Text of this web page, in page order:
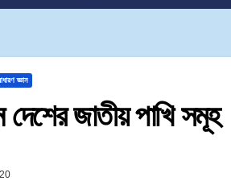
জ্ঞান
দেশের জাতীয় পাখি সমূহ